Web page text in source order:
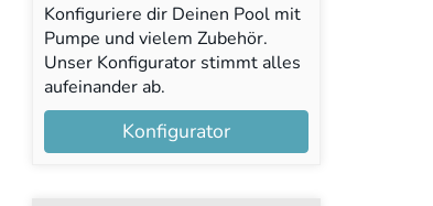
Konfiguriere dir Deinen Pool mit
Pumpe und vielem Zubehör.
Unser Konfigurator stimmt alles
aufeinander ab.
Konfigurator